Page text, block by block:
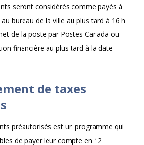
seront considérés comme payés à
bureau de la ville au plus tard à 16 h
de la poste par Postes Canada ou
financière au plus tard à la date
de taxes
préautorisés est un programme qui
de payer leur compte en 12